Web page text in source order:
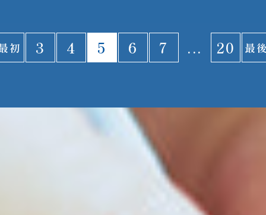
初 3 4 5 6 7 ... 20 最